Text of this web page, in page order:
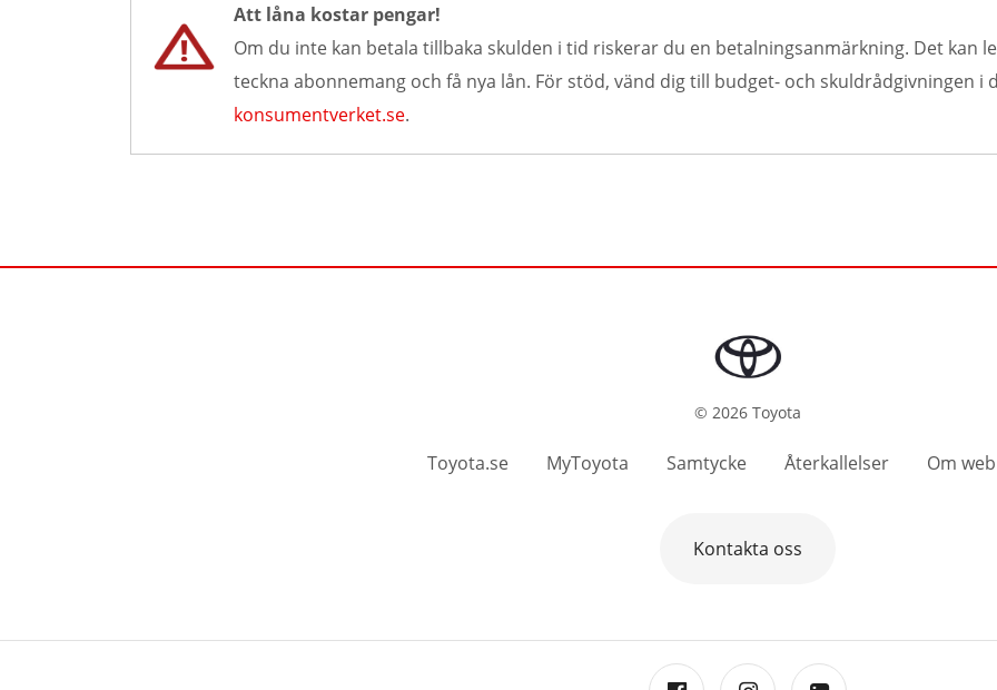
Att låna kostar pengar!
Om du inte kan betala tillbaka skulden i tid riskerar du en betalningsanmärkning. Det kan
teckna abonnemang och få nya lån. För stöd, vänd dig till budget- och skuldrådgivningen
konsumentverket.se.
© 2026 Toyota
Toyota.se MyToyota Samtycke Återkallelser Om
Kontakta oss